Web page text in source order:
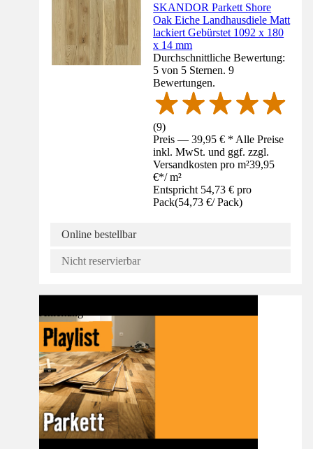
SKANDOR Parkett Shore
Oak Eiche Landhausdiele Matt
lackiert Gebürstet 1092 x 180
x 14 mm
Durchschnittliche Bewertung:
5 von 5 Sternen. 9
Bewertungen.
(9)
Preis — 39,95 € * Alle Preise
inkl. MwSt. und ggf. zzgl.
Versandkosten pro m²39,95
€*/ m²
Entspricht 54,73 € pro
Pack(54,73 €/ Pack)
Online bestellbar
Nicht reservierbar